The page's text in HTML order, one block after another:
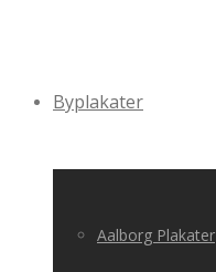
Byplakater
Aalborg Plakater